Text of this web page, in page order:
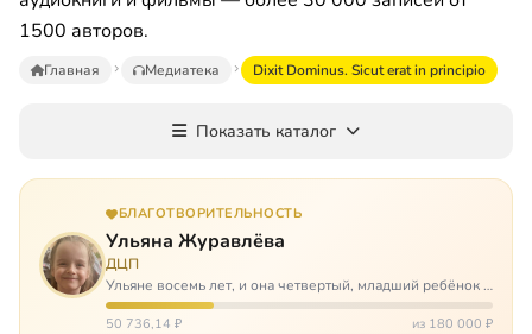
1500 авторов.
Главная Медиатека Dixit Dominus. Sicut erat in principio
Показать каталог
БЛАГОТВОРИТЕЛЬНОСТЬ
Ульяна Журавлёва
ДЦП
Ульяне восемь лет, и она четвертый, младший ребёнок в
многодетной семье. И с самого рождения Ульяну лечат.
Несколько операций, ежедневные процедуры,
50 736,14 ₽ из 180 000 ₽